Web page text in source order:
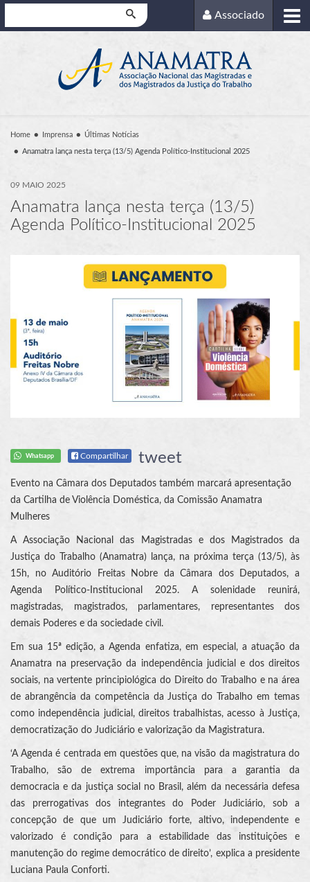
Associado
Home Imprensa Últimas Notícias
Anamatra lança nesta terça (13/5) Agenda Político-Institucional 2025
09 MAIO 2025
Anamatra lança nesta terça (13/5)
Agenda Político-Institucional 2025
Whatsapp Compartilhar tweet
Evento na Câmara dos Deputados também marcará apresentação
da Cartilha de Violência Doméstica, da Comissão Anamatra
Mulheres
A Associação Nacional das Magistradas e dos Magistrados da
Justiça do Trabalho (Anamatra) lança, na próxima terça (13/5), às
15h, no Auditório Freitas Nobre da Câmara dos Deputados, a
Agenda Político-Institucional 2025. A solenidade reunirá,
magistradas, magistrados, parlamentares, representantes dos
demais Poderes e da sociedade civil.
Em sua 15ª edição, a Agenda enfatiza, em especial, a atuação da
Anamatra na preservação da independência judicial e dos direitos
sociais, na vertente principiológica do Direito do Trabalho e na área
de abrangência da competência da Justiça do Trabalho em temas
como independência judicial, direitos trabalhistas, acesso à Justiça,
democratização do Judiciário e valorização da Magistratura.
‘A Agenda é centrada em questões que, na visão da magistratura do
Trabalho, são de extrema importância para a garantia da
democracia e da justiça social no Brasil, além da necessária defesa
das prerrogativas dos integrantes do Poder Judiciário, sob a
concepção de que um Judiciário forte, altivo, independente e
valorizado é condição para a estabilidade das instituições e
manutenção do regime democrático de direito’, explica a presidente
Luciana Paula Conforti.